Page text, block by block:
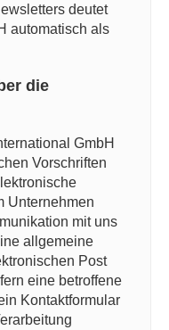
deutet
automatisch als
die
GmbH
Vorschriften
Unternehmen
mit uns
allgemeine
Post
eine betroffene
Kontaktformular